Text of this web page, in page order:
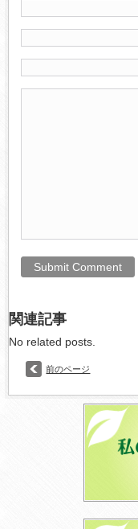
関連記事
No related posts.
前のページ